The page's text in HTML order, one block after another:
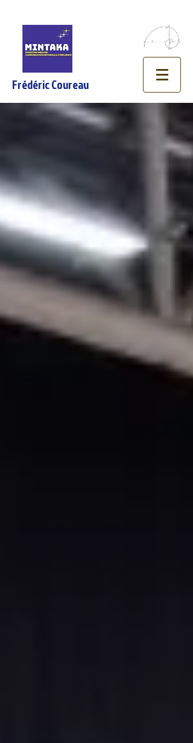
Frédéric Coureau